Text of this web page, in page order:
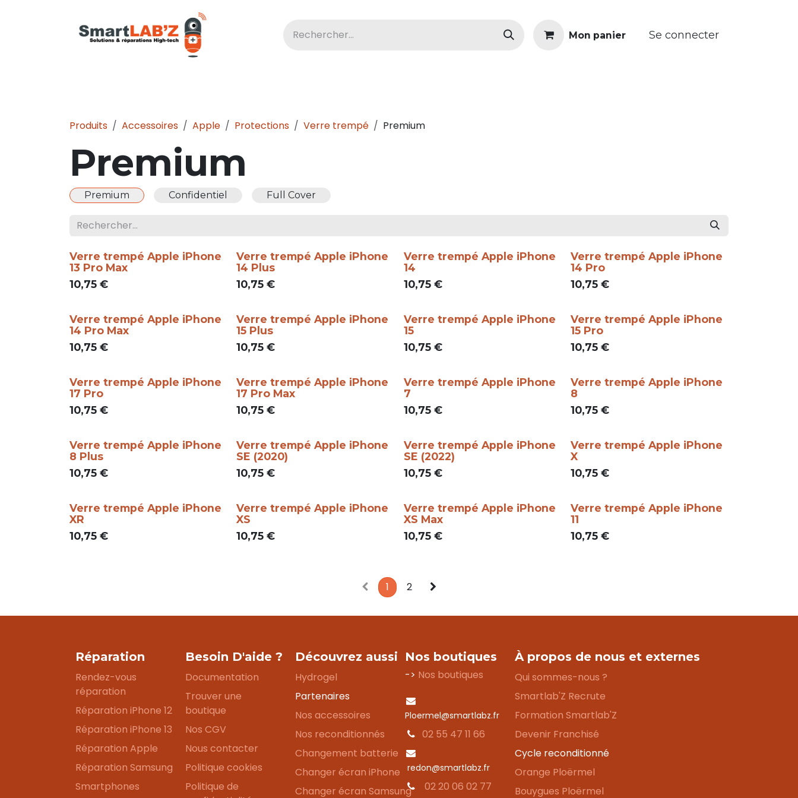
Mon panier Se connecter
Produits Accessoires Apple Protections Verre trempé Premium
Premium
Premium Confidentiel Full Cover
Verre trempé Apple iPhone
13 Pro Max
10,75 €
Verre trempé Apple iPhone
14 Plus
10,75 €
Verre trempé Apple iPhone
14
10,75€
Verre trempé Apple iPhone
14 Pro
10,75 €
Verre trempé Apple iPhone
14 Pro Max
10,75 €
Verre trempé Apple iPhone
15 Plus
10,75 €
Verre trempé Apple iPhone
15
10,75€
Verre trempé Apple iPhone
15 Pro
10,75 €
Verre trempé Apple iPhone
17 Pro
10,75 €
Verre trempé Apple iPhone
17 Pro Max
10,75 €
Verre trempé Apple iPhone
7
10,75€
Verre trempé Apple iPhone
8
10,75 €
Verre trempé Apple iPhone
8 Plus
10,75 €
Verre trempé Apple iPhone
SE (2020)
10,75 €
Verre trempé Apple iPhone
SE (2022)
10,75€
Verre trempé Apple iPhone
X
10,75 €
Verre trempé Apple iPhone
XR
10,75 €
Verre trempé Apple iPhone
XS
10,75 €
Verre trempé Apple iPhone
XS Max
10,75€
Verre trempé Apple iPhone
11
10,75 €
1 2
Réparation
Rendez-vous
réparation
Réparation iPhone 12
Réparation iPhone 13
Réparation Apple
Réparation Samsung
Smartphones
Besoin D'aide ?
Documentation
Trouver une
boutique
Nos CGV
Nous contacter
Politique cookies
Politique de
Découvrez aussi
Hydrogel
Partenaires
Nos accessoires
Nos reconditionnés
Changement batterie
Changer écran iPhone
Changer écran Samsung
Nos boutiques
-> Nos boutiques
Ploermel@smartlabz.fr
02 55 47 11 66
redon@smartlabz.fr
02 20 06 02 77
À propos de nous et externes
Qui sommes-nous ?
Smartlab'Z Recrute
Formation Smartlab'Z
Devenir Franchisé
Cycle reconditionné
Orange Ploërmel
Bouygues Ploërmel